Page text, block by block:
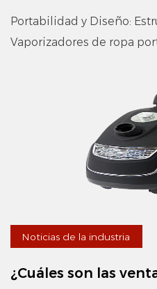
Portabilidad y Diseño:
Noticias de la industria
¿Cuáles son las